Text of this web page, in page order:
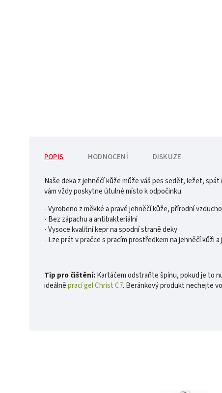
POPIS HODNOCENÍ DISKUZE
Naše deka z jehněčí kůže může váš pes sedět, ležet,
vám vždy poskytne útulné místo k odpočinku.
- Vyrobeno z měkké a pravé jehněčí kůže, přírodní
- Bez zápachu a antibakteriální
- Vysoce kvalitní kepr na spodní straně deky
- Lze prát v pračce s pracím prostředkem na jehněčí kůži
Tip pro čištění:Kartáčem odstraňte špínu, pokud je to
ideálněprací gel Christ C7. Beránkový produkt nechejte